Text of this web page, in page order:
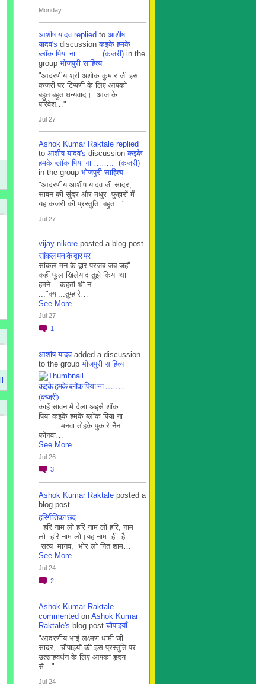
Monday
आशीष यादव replied to आशीष
यादव's discussionकइके हमके
ब्लाॅक पिया ना …….. (कजरी) in the
group भोजपुरी साहित्य
"आदरणीय श्री अशोक कुमार जी इस
कजरी पर टिप्पणी के लिए आपको
बहुत बहुत धन्यवाद। आज के
परिवेश…"
Jul 27
Ashok Kumar Raktale replied
to आशीष यादव's discussionकइके
हमके ब्लाॅक पिया ना …….. (कजरी)
in the group भोजपुरी साहित्य
"आदरणीय आशीष यादव जी सादर,
सावन की सुंदर और मधुर फुहारों में
यह कजरी की प्रस्तुति बहुत…"
Jul 27
vijay nikore posted a blog post
सांकल मन के द्वार पर
सांकल मन के द्वार परजब-जब जहाँ
कहीं फूल खिलेयाद तुझे किया था
हमने ...कहती थी न
..."क्या...तुम्हारे…
See More
Jul 27
1
आशीष यादवadded a discussion
to the group भोजपुरी साहित्य
कइके हमके ब्लाॅक पिया ना ……..
(कजरी)
काहें सावन में देला अइसे शॉक
पिया कइके हमके ब्लाॅक पिया ना
…….. मनवा तोहके पुकारे नैना
फोनवा…
See More
Jul 26
3
Ashok Kumar Raktale posted a
blog post
हरिगीतिका छंद
हरि नाम लो हरि नाम लो हरि, नाम
लो हरि नाम लो।यह नाम ही है
सत्य मानव, भोर लो नित शाम…
See More
Jul 24
2
Ashok Kumar Raktale
commented on Ashok Kumar
Raktale's blog postचौपाइयाँ
"आदरणीय भाई लक्ष्मण धामी जी
सादर, चौपाइयों की इस प्रस्तुति पर
उत्साहवर्धन के लिए आपका हृदय
से…"
Jul 24